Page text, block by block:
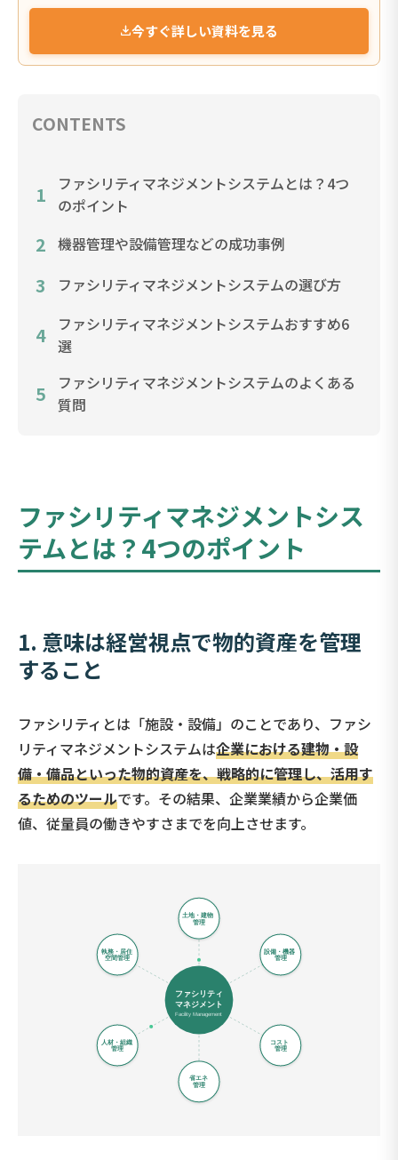
今すぐ詳しい資料を見る
CONTENTS
1
ファシリティマネジメントシステムとは？4つ
のポイント
2 機器管理や設備管理などの成功事例
3 ファシリティマネジメントシステムの選び方
4
ファシリティマネジメントシステムおすすめ6
選
5
ファシリティマネジメントシステムのよくある
質問
ファシリティマネジメントシス
テムとは？ 4つのポイント
1. 意味は経営視点で物的資産を管理
すること
ファシリティとは「施設・設備」のことであり、ファシ
リティマネジメントシステムは企業における建物・設
備・備品といった物的資産を、戦略的に管理し、活用す
るためのツールです。その結果、企業業績から企業価
値、従量員の働きやすさまでを向上させます。
ファシリティ
マネジメント
Facility Management
土地・建物
管理
設備・機器
管理
コスト
管理
省エネ
管理
人材・組織
管理
執務・居住
空間管理